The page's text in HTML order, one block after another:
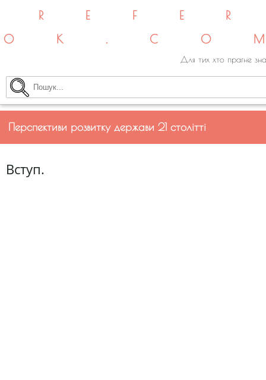
Для тих хто прагне
Перспективи розвитку держави 21 столітті
Вступ.